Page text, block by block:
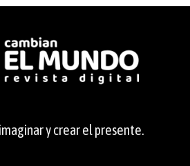
y crear el presente.